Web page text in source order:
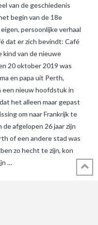
van de geschiedenis
begin van de 18e
persoonlijke verhaal
dat er zich bevindt: Café
kind van de nieuwe
20 oktober 2019 was
en papa uit Perth,
nieuw hoofdstuk in
het alleen maar gepast
om naar Frankrijk te
afgelopen 26 jaar zijn
of een andere stad was
zo hecht te zijn, kon
…